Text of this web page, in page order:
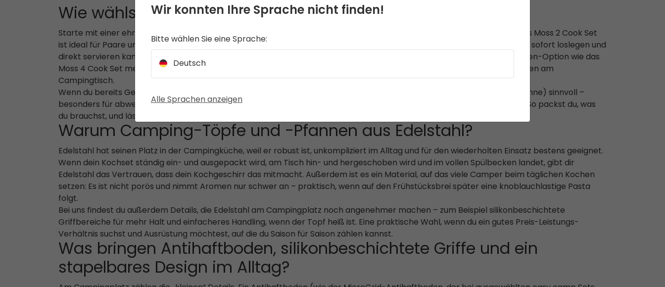
Wie wählst du ein Camping-Kochset aus?
Starte mit einer ehrlichen Frage: Für wie viele Personen kochst du die meiste Zeit? Ein komplettes 2-Personen-Set wie das Moss 2 Cook Set
ist ideal für Paare und Freunde – mit einem 2-Liter-Topf und einer Pfanne sowie passenden Bechern und Tellern, damit du sofort loslegen und
direkt servieren kannst. Wenn du häufig mit der Familie oder in einer kleinen Gruppe unterwegs bist, bietet eine 4-Personen-Option wie das
Moss 4 Cook Set mehr Volumen (ein 3-Liter-Topf) und denselben „kochen und essen“-Komfort für gemeinsame Mahlzeiten am
Campingtisch.
Wenn du bereits Geschirr hast, ist eine kochgeschirrorientierte Variante wie das Moss Tour Cook Set (zwei Töpfe plus Pfanne) sinnvoll –
besonders für abwechslungsreichere Menüs: Pasta in den einen Topf, Sauce in den anderen und Frühstück in der Pfanne. So packst du, was
du brauchst, und lässt weg, was du nicht benötigst.
Warum Camping-Töpfe und -Pfannen aus Edelstahl?
Edelstahl hat seinen Platz in der Campingküche, weil er robust ist, unkompliziert im Alltag und für den wiederholten Einsatz bestens geeignet.
Wenn dein Kochset ständig ein- und ausgepackt wird, am Tisch hin- und hergeschoben wird und im vollen Spülbecken landet, gibt dir
Edelstahl das Vertrauen, dass dein Kochgeschirr das mitmacht. Außerdem ist es ein Material, auf das viele Camper beim täglichen Kochen
setzen: Es ist nicht porös und nimmt Aromen nur schwer an – praktisch, wenn auf den Frühstücksbrei später eine knoblauchlastige Pasta
folgt.
Bei uns findest du außerdem Details, die Edelstahl am Campingplatz noch angenehmer machen – zum Beispiel silikonbeschichtete
Griffbereiche für mehr Halt und einfacheres Handling, wenn der Topf heiß ist. Eine praktische Wahl, wenn du ein gutes Preis-Leistungs-
Verhältnis suchst und Ausrüstung möchtest, auf die du Saison für Saison zählen kannst.
Was bringen Antihaftboden, silikonbeschichtete Griffe und ein
stapelbares Design im Alltag?
Wir konnten Ihre Sprache nicht finden!
Bitte wählen Sie eine Sprache:
Deutsch
Alle Sprachen anzeigen